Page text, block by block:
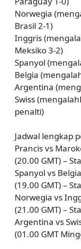
Norwegia
Brasil 2-1)
Inggris
Meksiko 3-2)
Spanyol
Belgia
Argentina
Swiss
penalti)
Jadwal lengkap
Prancis vs
(20.00 GMT) –
Spanyol vs
(19.00 GMT) –
Norwegia vs
(21.00 GMT) –
Argentina vs
(01.00 GMT